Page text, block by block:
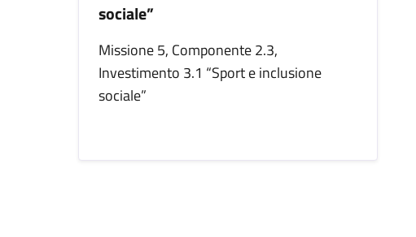
sociale”
Missione 5, Componente 2.3,
Investimento 3.1 “Sport e inclusione
sociale”